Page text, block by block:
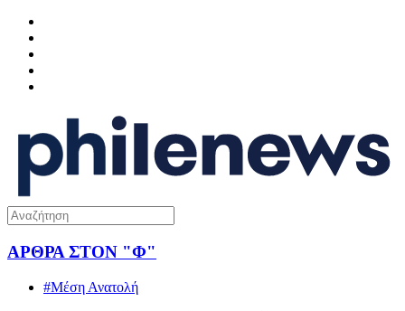
ΑΡΘΡΑ ΣΤΟΝ "Φ"
#Μέση Ανατολή